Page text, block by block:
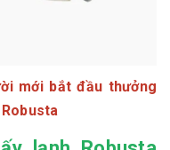
mới bắt đầu thưởng